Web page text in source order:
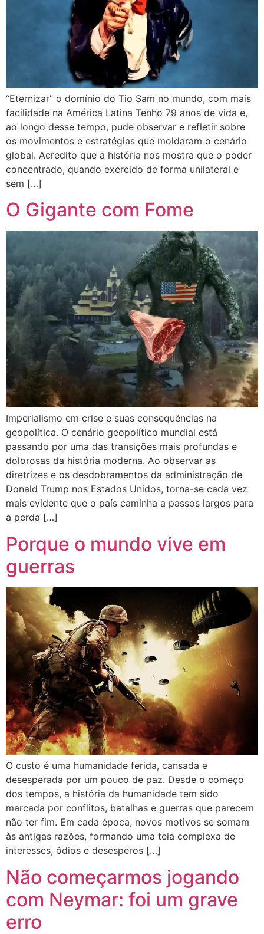
“Eternizar” o domínio do Tio Sam no mundo, com mais
facilidade na América Latina Tenho 79 anos de vida e,
ao longo desse tempo, pude observar e refletir sobre
os movimentos e estratégias que moldaram o cenário
global. Acredito que a história nos mostra que o poder
concentrado, quando exercido de forma unilateral e
sem […]
O Gigante com Fome
Imperialismo em crise e suas consequências na
geopolítica. O cenário geopolítico mundial está
passando por uma das transições mais profundas e
dolorosas da história moderna. Ao observar as
diretrizes e os desdobramentos da administração de
Donald Trump nos Estados Unidos, torna-se cada vez
mais evidente que o país caminha a passos largos para
a perda […]
Porque o mundo vive em
guerras
O custo é uma humanidade ferida, cansada e
desesperada por um pouco de paz. Desde o começo
dos tempos, a história da humanidade tem sido
marcada por conflitos, batalhas e guerras que parecem
não ter fim. Em cada época, novos motivos se somam
às antigas razões, formando uma teia complexa de
interesses, ódios e desesperos […]
Não começarmos jogando
com Neymar: foi um grave
erro